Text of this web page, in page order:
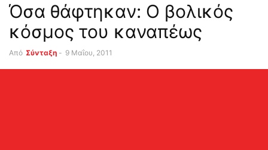
Όσα θάφτηκαν: Ο βολικός
κόσμος του καναπέως
Από Σύνταξη - 9 Μαΐου, 2011